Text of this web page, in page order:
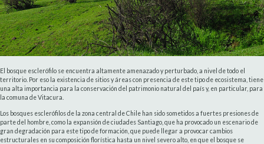
El bosque esclerófilo se encuentra altamente amenazado y perturbado, a nivel de todo el
territorio. Por eso la existencia de sitios y áreas con presencia de este tipo de ecosistema, tiene
una alta importancia para la conservación del patrimonio natural del país y, en particular, para
la comuna de Vitacura.
Los bosques esclerófilos de la zona central de Chile han sido sometidos a fuertes presiones de
parte del hombre, como la expansión de ciudades Santiago, que ha provocado un escenario de
gran degradación para este tipo de formación, que puede llegar a provocar cambios
estructurales en su composición florística hasta un nivel severo alto, en que el bosque se